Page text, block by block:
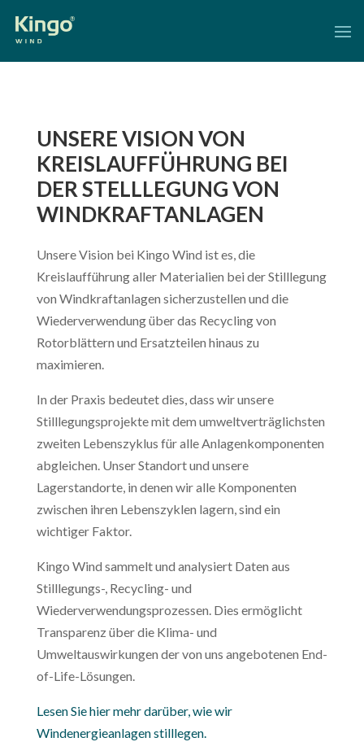
UNSERE VISION VON
KREISLAUFFÜHRUNG BEI
DER STELLLEGUNG VON
WINDKRAFTANLAGEN
Unsere Vision bei Kingo Wind ist es, die
Kreislaufführung aller Materialien bei der Stilllegung
von Windkraftanlagen sicherzustellen und die
Wiederverwendung über das Recycling von
Rotorblättern und Ersatzteilen hinaus zu
maximieren.​
In der Praxis bedeutet dies, dass wir unsere
Stilllegungsprojekte mit dem umweltverträglichsten
zweiten Lebenszyklus für alle Anlagenkomponenten
abgleichen. Unser Standort und unsere
Lagerstandorte, in denen wir alle Komponenten
zwischen ihren Lebenszyklen lagern, sind ein
wichtiger Faktor.​
Kingo Wind sammelt und analysiert Daten aus
Stilllegungs-, Recycling- und
Wiederverwendungsprozessen. Dies ermöglicht
Transparenz über die Klima- und
Umweltauswirkungen der von uns angebotenen End-
of-Life-Lösungen.​
Lesen Sie hier mehr darüber, wie wir
Windenergieanlagen stilllegen.